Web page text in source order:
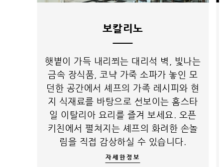
보칼리노
햇볕이 가득 내리쬐는 대리석 벽, 빛나는
금속 장식품, 코냑 가죽 소파가 놓인 모
던한 공간에서 셰프의 가족 레시피와 현
지 식재료를 바탕으로 선보이는 홈스타
일 이탈리아 요리를 즐겨 보세요. 오픈
키친에서 펼쳐지는 셰프의 화려한 손놀
림을 직접 감상하실 수 있습니다.
자세한정보